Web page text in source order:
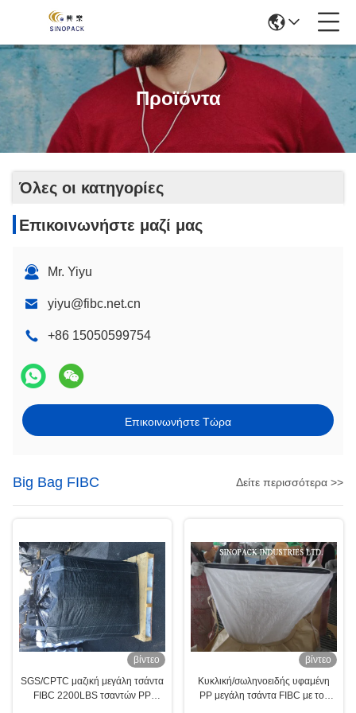
Προϊόντα
Όλες οι κατηγορίες
Επικοινωνήστε μαζί μας
Mr. Yiyu
yiyu@fibc.net.cn
+86 15050599754
Επικοινωνήστε Τώρα
Big Bag FIBC Δείτε περισσότερα >>
βίντεο
SGS/CPTC μαζική μεγάλη τσάντα
FIBC 2200LBS τσαντών PP
βίντεο
Κυκλική/σωληνοειδής υφαμένη
PP μεγάλη τσάντα FIBC με τον